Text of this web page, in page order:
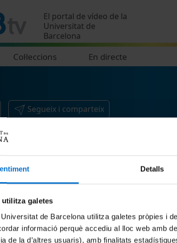
Detalls
galetes
de Barcelona utilitza galetes pròpies i
informació perquè accediu al lloc web amb
de la d’altres usuaris), amb finalitats
El portal de vídeo de la
Universitat de
Barcelona
Col·leccions En directe
Segueix i comparteix